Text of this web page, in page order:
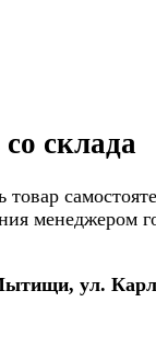
склада
менеджером
ул.